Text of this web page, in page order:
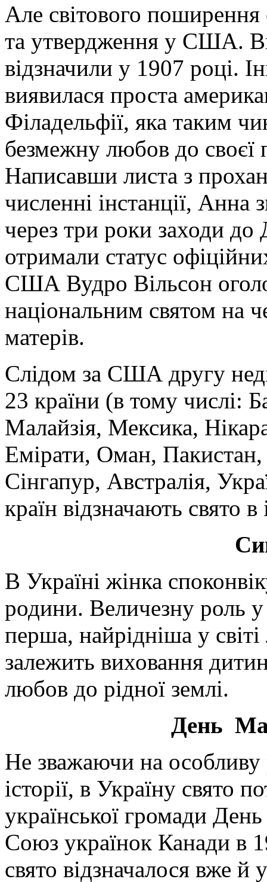
Але світового поширення
та утвердження у США.
відзначили у 1907 році.
виявилася проста
Філадельфії, яка таким
безмежну любов до своєї
Написавши листа з
численні інстанції,
через три роки заходи
отримали статус
США Вудро Вільсон
національним святом на
матерів.
Слідом за США другу
23 країни (в тому числі:
Малайзія, Мексика,
Емірати, Оман, Пакистан,
Сінгапур, Австралія,
країн відзначають свято в
В Україні жінка
родини. Величезну роль у
перша, найрідніша у
залежить виховання
любов до рідної землі.
День
Не зважаючи на особливу
історії, в Україну свято
української громади
Союз українок Канади в
свято відзначалося вже й